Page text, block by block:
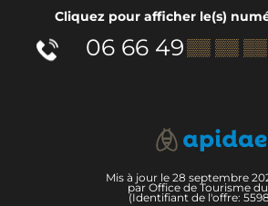
Cliquez pour afficher le(s)
06 66 49▒▒ ▒▒ ▒▒
Mis à jour le 28 septembre
par Office de Tourisme
(Identifiant de l'offre: